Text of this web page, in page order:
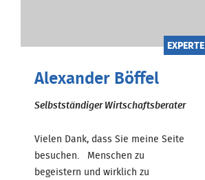
EXPERTE
Alexander Böffel
Selbstständiger Wirtschaftsberater
Vielen Dank, dass Sie meine Seite
besuchen. Menschen zu
begeistern und wirklich zu